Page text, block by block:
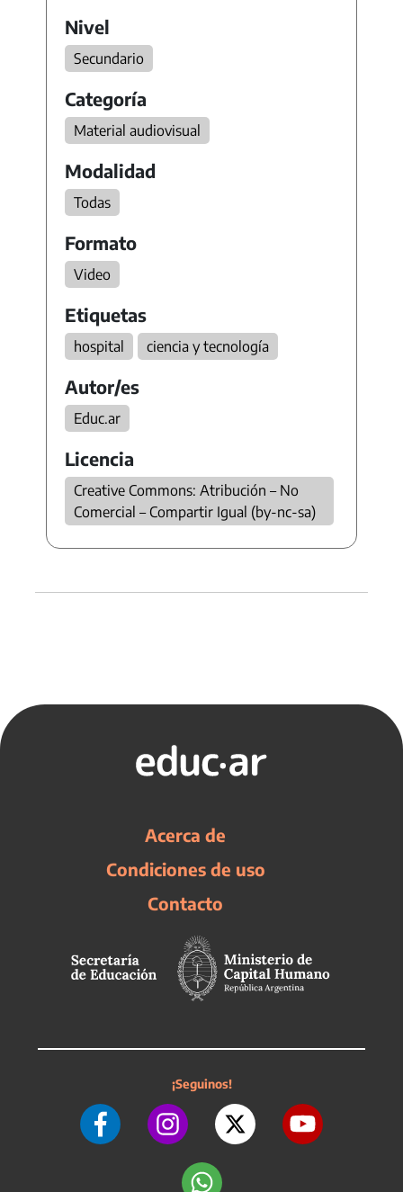
Nivel
Secundario
Categoría
Material audiovisual
Modalidad
Todas
Formato
Video
Etiquetas
hospital ciencia y tecnología
Autor/es
Educ.ar
Licencia
Creative Commons: Atribución – No
Comercial – Compartir Igual (by-nc-sa)
Acerca de
Condiciones de uso
Contacto
¡Seguinos!